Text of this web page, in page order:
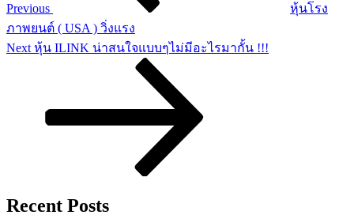
Previous
หุ้นโรง
ภาพยนต์ ( USA ) วิ่งแรง
Next
Post
Next หุ้น ILINK น่าสนใจแบบๆไม่มีอะไรมากั้น !!!
Recent Posts